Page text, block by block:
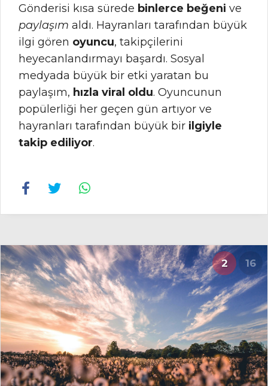
Gönderisi kısa sürede binlerce beğeni ve
paylaşım aldı. Hayranları tarafından büyük
ilgi gören oyuncu, takipçilerini
heyecanlandırmayı başardı. Sosyal
medyada büyük bir etki yaratan bu
paylaşım, hızla viral oldu. Oyuncunun
popülerliği her geçen gün artıyor ve
hayranları tarafından büyük bir ilgiyle
takip ediliyor.
2 16